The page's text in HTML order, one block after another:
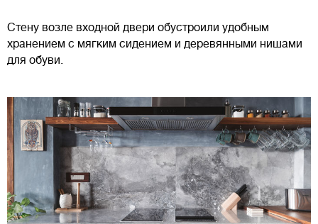
Стену возле входной двери обустроили удобным
хранением с мягким сидением и деревянными нишами
для обуви.